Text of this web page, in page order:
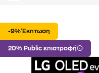
-9% Έκπτωση
20% Public επιστροφή